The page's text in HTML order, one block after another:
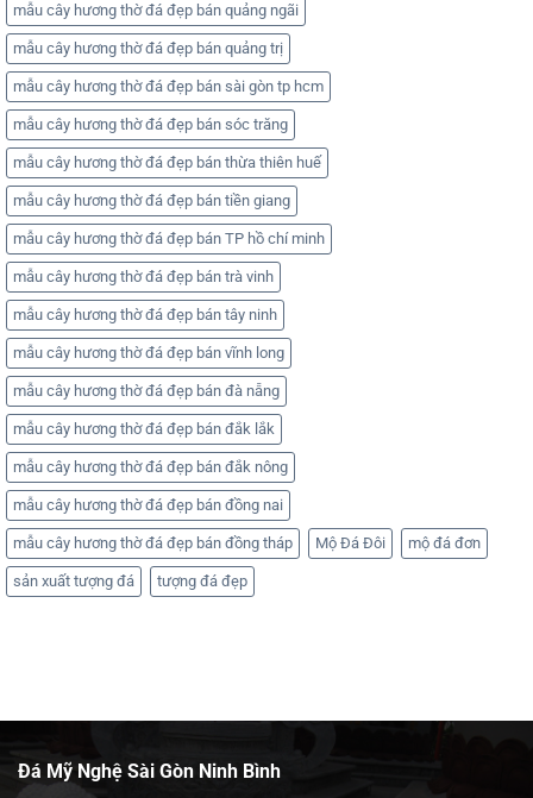
mẫu cây hương thờ đá đẹp bán quảng ngãi
mẫu cây hương thờ đá đẹp bán quảng trị
mẫu cây hương thờ đá đẹp bán sài gòn tp hcm
mẫu cây hương thờ đá đẹp bán sóc trăng
mẫu cây hương thờ đá đẹp bán thừa thiên huế
mẫu cây hương thờ đá đẹp bán tiền giang
mẫu cây hương thờ đá đẹp bán TP hồ chí minh
mẫu cây hương thờ đá đẹp bán trà vinh
mẫu cây hương thờ đá đẹp bán tây ninh
mẫu cây hương thờ đá đẹp bán vĩnh long
mẫu cây hương thờ đá đẹp bán đà nẵng
mẫu cây hương thờ đá đẹp bán đắk lắk
mẫu cây hương thờ đá đẹp bán đắk nông
mẫu cây hương thờ đá đẹp bán đồng nai
mẫu cây hương thờ đá đẹp bán đồng tháp Mộ Đá Đôi mộ đá đơn
sản xuất tượng đá tượng đá đẹp
Đá Mỹ Nghệ Sài Gòn Ninh Bình